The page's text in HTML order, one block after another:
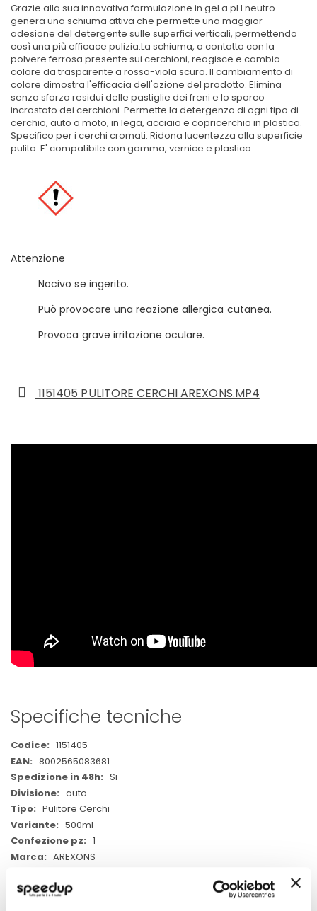
Grazie alla sua innovativa formulazione in gel a pH neutro
genera una schiuma attiva che permette una maggior
adesione del detergente sulle superfici verticali, permettendo
così una più efficace pulizia.La schiuma, a contatto con la
polvere ferrosa presente sui cerchioni, reagisce e cambia
colore da trasparente a rosso-viola scuro. Il cambiamento di
colore dimostra l'efficacia dell'azione del prodotto. Elimina
senza sforzo residui delle pastiglie dei freni e lo sporco
incrostato dei cerchioni. Permette la detergenza di ogni tipo di
cerchio, auto o moto, in lega, acciaio e copricerchio in plastica.
Specifico per i cerchi cromati. Ridona lucentezza alla superficie
pulita. E' compatibile con gomma, vernice e plastica.
Attenzione
Nocivo se ingerito.
Può provocare una reazione allergica cutanea.
Provoca grave irritazione oculare.
1151405 PULITORE CERCHI AREXONS.MP4
Specifiche tecniche
Maggiori
Informazioni
1151405
8002565083681
Si
auto
Pulitore Cerchi
500ml
1
AREXONS